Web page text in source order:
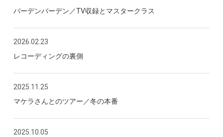
バーデンバーデン／TV収録とマスタークラス
2026.02.23
レコーディングの裏側
2025.11.25
マケラさんとのツアー／冬の本番
2025.10.05